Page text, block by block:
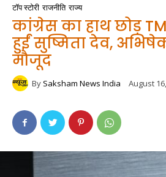
टॉप स्टोरी राजनीति राज्य
कांग्रेस का हाथ छोड़
हुईं सुष्मिता देव,
मौजूद
By Saksham News India August